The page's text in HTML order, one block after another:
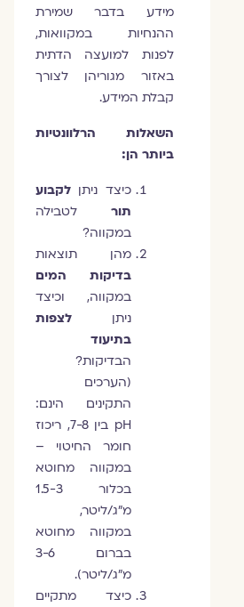
מידע בדבר שמירת
ההנחיות במקוואות,
לפנות למועצה הדתית
באזור מגוריהן לצורך
קבלת המידע.
השאלות הרלוונטיות
ביותר הן:
כיצד ניתןלקבוע
תורלטבילה
במקווה?
מהן תוצאות
בדיקות המים
במקווה, וכיצד
ניתן
לצפות
בתיעוד
הבדיקות?
(הערכים
התקינים הינם:
pH בין 7-8, ריכוז
חומר החיטוי –
במקווה מחוטא
בכלור 1.5-3
מ"ג/ליטר,
במקווה מחוטא
בברום 3-6
מ"ג/ליטר).
כיצד מתקיים